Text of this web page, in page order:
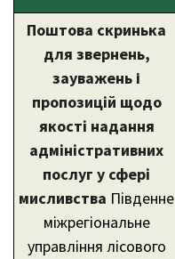
Поштова скринька
для звернень,
зауважень i
пропозицій щодо
якості надання
адміністративних
послуг у сфері
мисливства Південне
міжрегіональне
управління лісового